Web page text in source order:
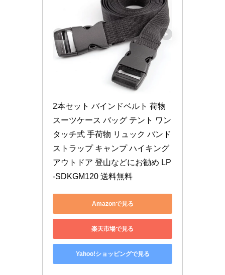
2本セット バインドベルト 荷物
スーツケース バッグ テント ワン
タッチ式 手荷物 リュック バンド
ストラップ キャンプ ハイキング
アウトドア 登山などにお勧め LP
-SDKGM120 送料無料
Amazonで見る
楽天市場で見る
Yahoo!ショッピングで見る